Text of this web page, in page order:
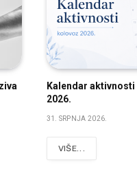
Kalendar
2026.
31. SRPNJA 2026.
VIŠE...